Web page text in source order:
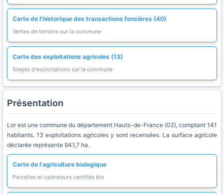
Carte de l'historique des transactions foncières (40)
Ventes de terrains sur la commune
Carte des exploitations agricoles (13)
Sieges d'exploitations sur la commune
Présentation
Lor est une commune du département Hauts-de-France (02), comptant 141
habitants. 13 exploitations agricoles y sont recensées. La surface agricole
déclarée représente 941,7 ha.
Carte de l'agriculture biologique
Parcelles et opérateurs certifiés bio